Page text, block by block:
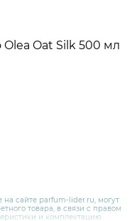
на сайте parfum-lider.ru, могут
товара, в связи с правом
и комплектацию